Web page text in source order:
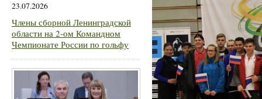
23.07.2026
Члены сборной Ленинградской
области на 2-ом Командном
Чемпионате России по гольфу